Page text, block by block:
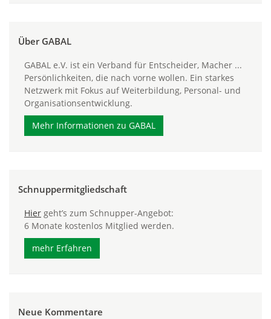
Über GABAL
GABAL e.V. ist ein Verband für Entscheider, Macher ...
Persönlichkeiten, die nach vorne wollen. Ein starkes
Netzwerk mit Fokus auf Weiterbildung, Personal- und
Organisationsentwicklung.
Mehr Informationen zu GABAL
Schnuppermitgliedschaft
Hier geht’s zum Schnupper-Angebot:
6 Monate kostenlos Mitglied werden.
mehr Erfahren
Neue Kommentare